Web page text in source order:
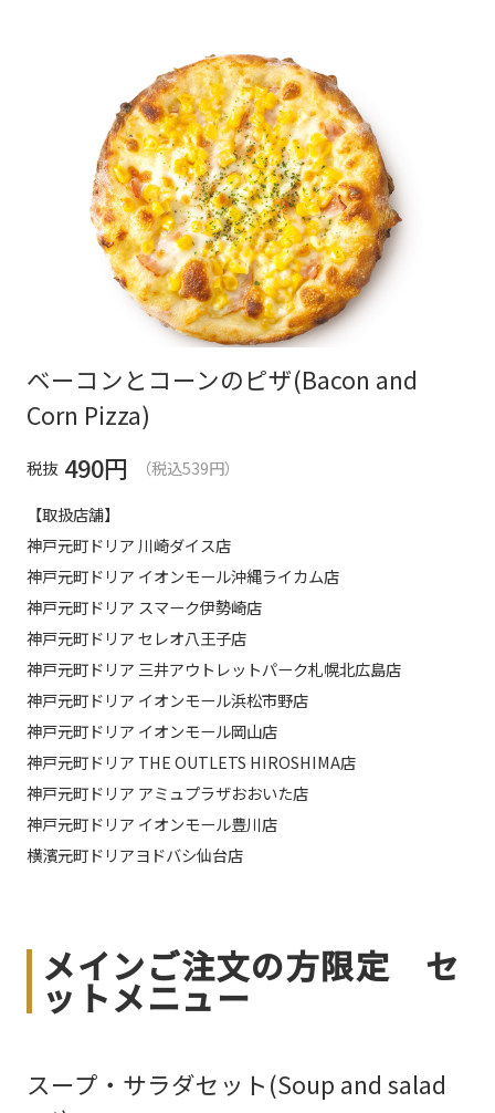
ベーコンとコーンのピザ(Bacon and
Corn Pizza)
税抜 490円
（税込539円）
【取扱店舗】
神戸元町ドリア 川崎ダイス店
神戸元町ドリア イオンモール沖縄ライカム店
神戸元町ドリア スマーク伊勢崎店
神戸元町ドリア セレオ八王子店
神戸元町ドリア 三井アウトレットパーク札幌北広島店
神戸元町ドリア イオンモール浜松市野店
神戸元町ドリア イオンモール岡山店
神戸元町ドリア THE OUTLETS HIROSHIMA店
神戸元町ドリア アミュプラザおおいた店
神戸元町ドリア イオンモール豊川店
横濱元町ドリアヨドバシ仙台店
メインご注文の方限定 セ
ットメニュー
スープ・サラダセット(Soup and salad